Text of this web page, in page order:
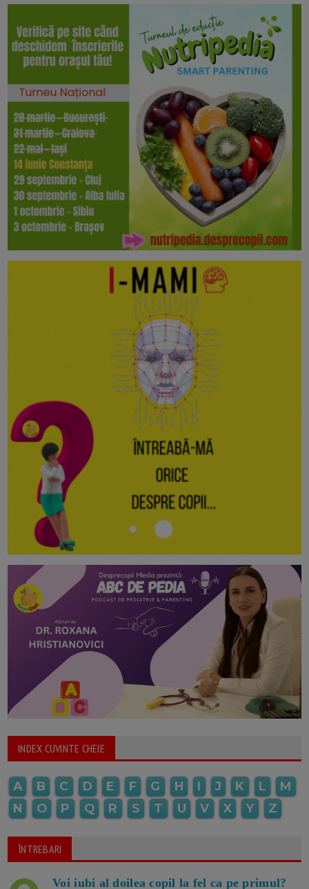
INDEX CUVINTE CHEIE
A B C D E F G H I J K L
M
N
O P Q R S T U V X Y Z
ÎNTREBARI
Voi iubi al doilea copil la fel ca pe primul?